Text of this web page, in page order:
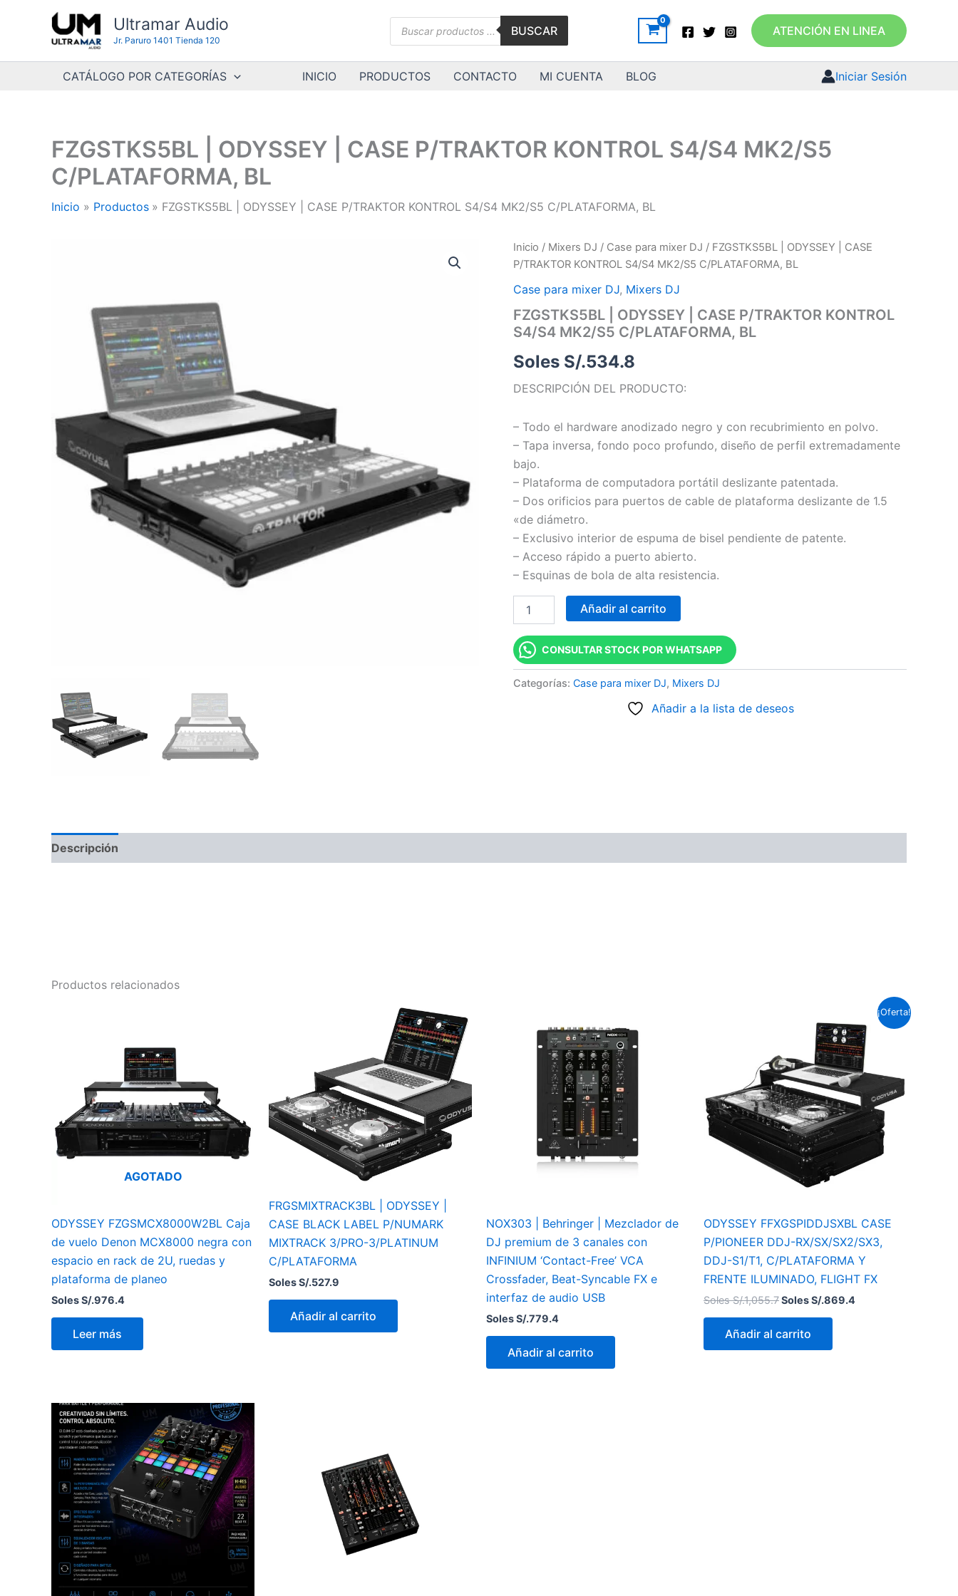
contenido
Ultramar Audio
Jr. Paruro 1401 Tienda 120
Búsqueda
BUSCAR ATENCIÓN EN LINEA
CATÁLOGO POR CATEGORÍAS INICIO PRODUCTOS CONTACTO MI CUENTA BLOG Iniciar Sesión
FZGSTKS5BL | ODYSSEY | CASE P/TRAKTOR KONTROL S4/S4 MK2/S5
C/PLATAFORMA, BL
Inicio Productos FZGSTKS5BL | ODYSSEY | CASE P/TRAKTOR KONTROL S4/S4 MK2/S5 C/PLATAFORMA, BL
Inicio / Mixers DJ / Case para mixer DJ / FZGSTKS5BL | ODYSSEY | CASE
P/TRAKTOR KONTROL S4/S4 MK2/S5 C/PLATAFORMA, BL
Case para mixer DJ, Mixers DJ
FZGSTKS5BL | ODYSSEY | CASE P/TRAKTOR KONTROL
S4/S4 MK2/S5 C/PLATAFORMA, BL
Soles S/.534.8
DESCRIPCIÓN DEL PRODUCTO:
– Todo el hardware anodizado negro y con recubrimiento en polvo.
– Tapa inversa, fondo poco profundo, diseño de perfil extremadamente
bajo.
– Plataforma de computadora portátil deslizante patentada.
– Dos orificios para puertos de cable de plataforma deslizante de 1.5
«de diámetro.
– Exclusivo interior de espuma de bisel pendiente de patente.
– Acceso rápido a puerto abierto.
– Esquinas de bola de alta resistencia.
FZGSTKS5BL
|
ODYSSEY
|
P/TRAKTOR
KONTROL
MK2/S5
C/PLATAFORMA,
BL
Añadir al carrito
CONSULTAR STOCK POR WHATSAPP
Categorías: Case para mixer DJ, Mixers DJ
Añadir a la lista de deseos
Descripción
Productos relacionados
AGOTADO
ODYSSEY FZGSMCX8000W2BL Caja
de vuelo Denon MCX8000 negra con
espacio en rack de 2U, ruedas y
plataforma de planeo
Soles S/.976.4
Leer más
FRGSMIXTRACK3BL | ODYSSEY |
CASE BLACK LABEL P/NUMARK
MIXTRACK 3/PRO-3/PLATINUM
C/PLATAFORMA
Soles S/.527.9
Añadir al carrito
NOX303 | Behringer | Mezclador de
DJ premium de 3 canales con
INFINIUM ‘Contact-Free’ VCA
Crossfader, Beat-Syncable FX e
interfaz de audio USB
Soles S/.779.4
Añadir al carrito
¡Oferta!
ODYSSEY FFXGSPIDDJSXBL CASE
P/PIONEER DDJ-RX/SX/SX2/SX3,
DDJ-S1/T1, C/PLATAFORMA Y
FRENTE ILUMINADO, FLIGHT FX
Soles S/.1,055.7
original
Soles
S/.1,055.7.
Soles S/.869.4
precio
actual
es:
Soles
S/.869.4.
Añadir al carrito